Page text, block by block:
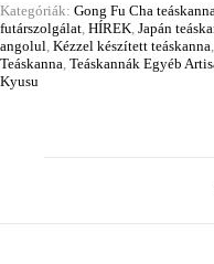
Kategóriák: Gong Fu Cha teáskanna
futárszolgálat HÍREK Japán
angolul Kézzel készített teáskanna
Teáskanna Teáskannák Egyéb
Kyusu